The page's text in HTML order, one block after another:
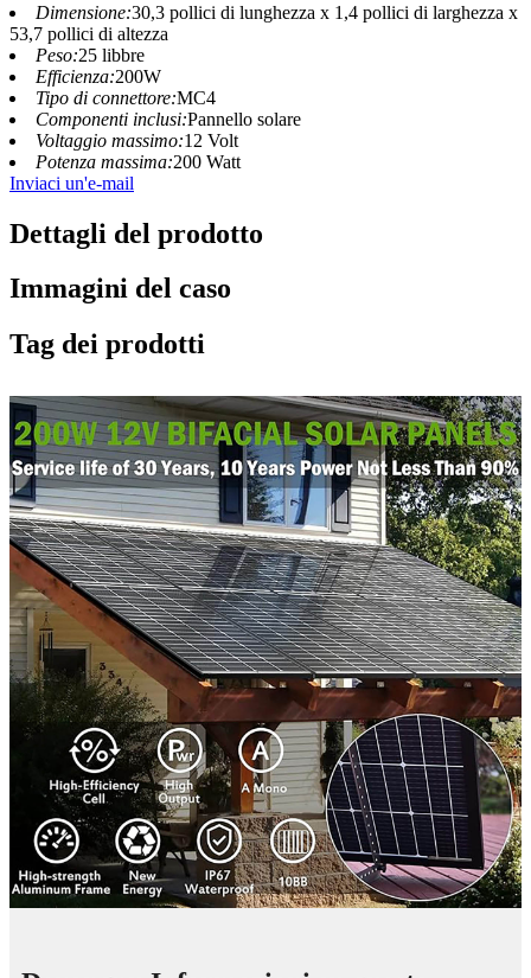
Dimensione:‎30,3 pollici di lunghezza x 1,4 pollici di larghezza x
53,7 pollici di altezza
Peso:‎‎25 libbre
Efficienza:‎200W
Tipo di connettore:MC4
Componenti inclusi:Pannello solare
Voltaggio massimo:12 Volt
Potenza massima:‎200 Watt
Inviaci un'e-mail
Dettagli del prodotto
Immagini del caso
Tag dei prodotti